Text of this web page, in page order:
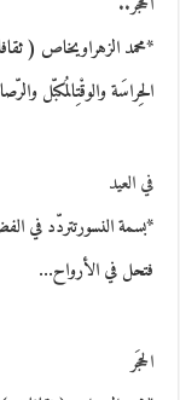
*محمد الزهراويخاص (
الحِراسَة والوقْتِالمُكبّل
في العيد
*بسمة النسورتتردّد في
فتحل في الأرواح…
الحجَر